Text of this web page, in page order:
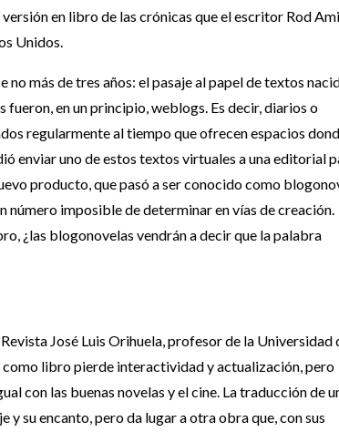
en libro de las crónicas que el escritor Rod
Unidos.
más de tres años: el pasaje al papel de textos
en un principio, weblogs. Es decir, diarios o
regularmente al tiempo que ofrecen espacios
enviar uno de estos textos virtuales a una editorial
producto, que pasó a ser conocido como
número imposible de determinar en vías de creación.
¿las blogonovelas vendrán a decir que la palabra
José Luis Orihuela, profesor de la Universidad
como libro pierde interactividad y actualización, pero
con las buenas novelas y el cine. La traducción de
y su encanto, pero da lugar a otra obra que, con sus